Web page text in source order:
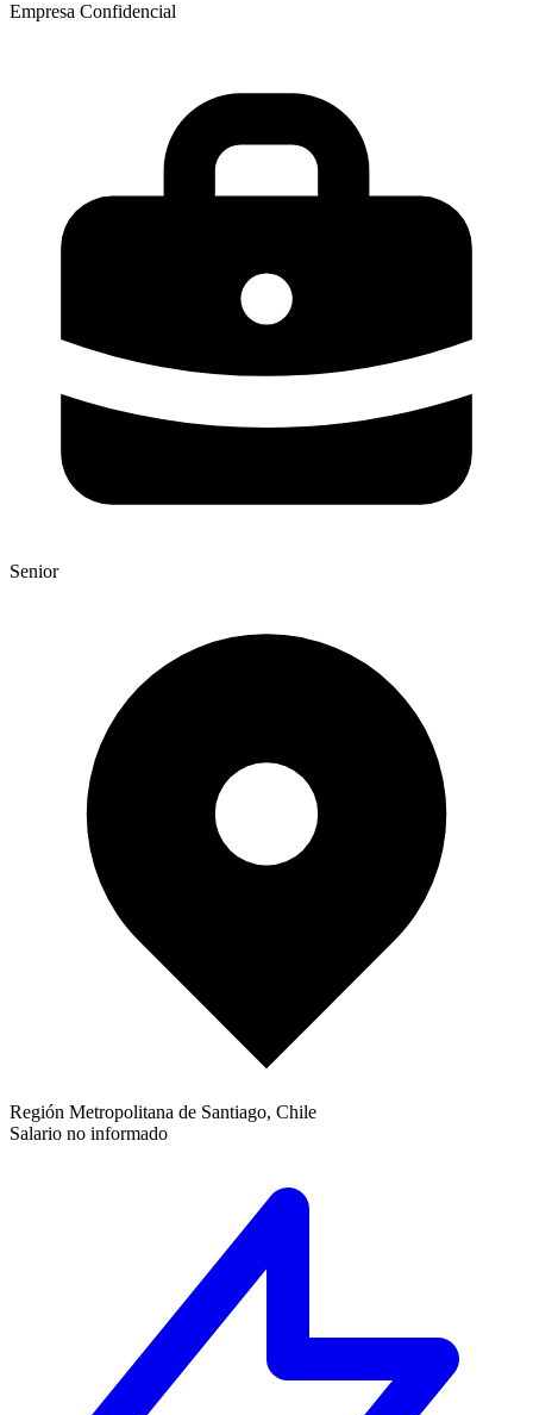
Empresa Confidencial
Senior
Región Metropolitana de Santiago, Chile
Salario no informado